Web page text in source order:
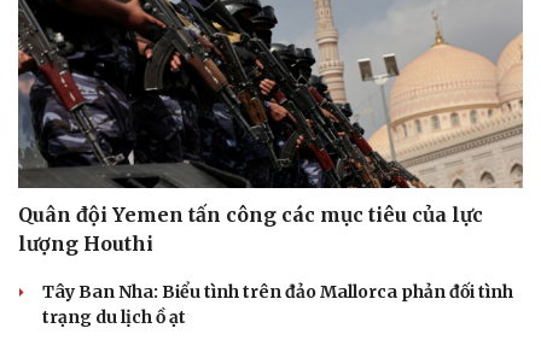
Quân đội Yemen tấn công các mục tiêu của lực
lượng Houthi
Tây Ban Nha: Biểu tình trên đảo Mallorca phản đối tình
trạng du lịch ồ ạt